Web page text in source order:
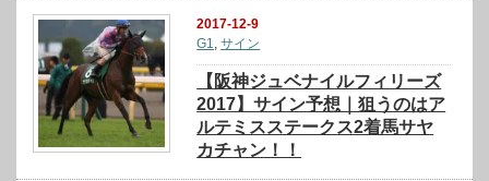
2017-12-9
G1,サイン
【阪神ジュベナイルフィリーズ
2017】サイン予想｜狙うのはア
ルテミスステークス2着馬サヤ
カチャン！！